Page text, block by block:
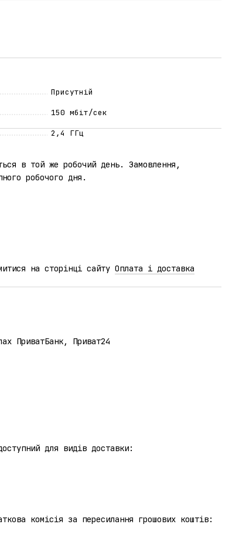
Присутній
150 мбіт/сек
2,4 ГГц
в той же робочий день. Замовлення,
робочого дня.
на сторінці сайту Оплата і доставка
ПриватБанк, Приват24
— доступний для видів доставки:
комісія за пересилання грошових коштів: